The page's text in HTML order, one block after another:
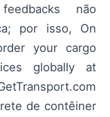
não
por isso, On
your cargo
globally at
de contêiner